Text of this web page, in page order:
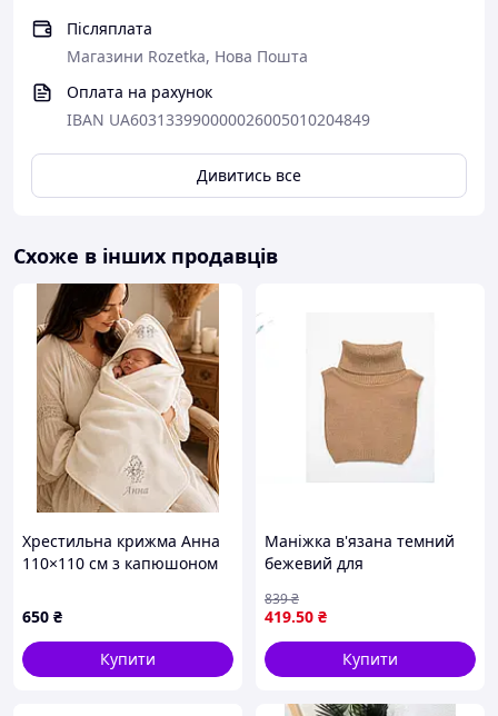
Післяплата
Магазини Rozetka, Нова Пошта
Оплата на рахунок
IBAN UA603133990000026005010204849
Дивитись все
Схоже в інших продавців
Хрестильна крижма Анна
110×110 см з капюшоном
янголів
650 ₴
Купити
Маніжка в'язана темний
бежевий для
аксессуар для прогулок и
сна
419.50 ₴
839₴
Купити